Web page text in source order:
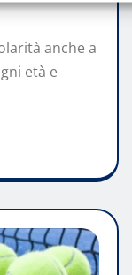
anche a
età e